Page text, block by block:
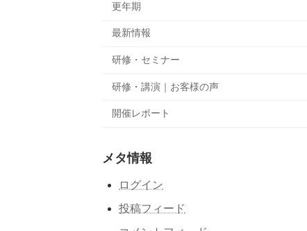
更年期
最新情報
研修・セミナー
研修・講演｜お客様の声
開催レポート
メタ情報
ログイン
投稿フィード